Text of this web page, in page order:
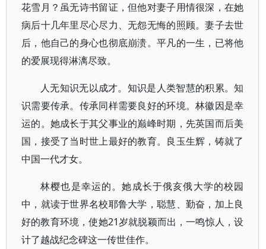
花雪月？虽无诗书留证，但他对妻子用情很深，在她
病后十几年里尽心尽力、无怨无悔的照顾。妻子去世
后，他自己的身心也彻底崩溃。平凡的一生，已将他
的爱展现得淋漓尽致。
人无知识无以成才。知识是人类智慧的积累。知
识需要传承。传承同样需要良好的环境。林徽因是幸
运的。她成长于其父事业的巅峰时期，先英国而后美
国，接受了当时世上最好的教育。良玉生辉，铸就了
中国一代才女。
林樱也是幸运的。她成长于俄亥俄大学的校园
中，就读于世界名校耶鲁大学，聪慧、勤奋，加上良
好的教育环境，使她21岁就脱颖而出，一鸣惊人，设
计了越战纪念碑这一传世佳作。